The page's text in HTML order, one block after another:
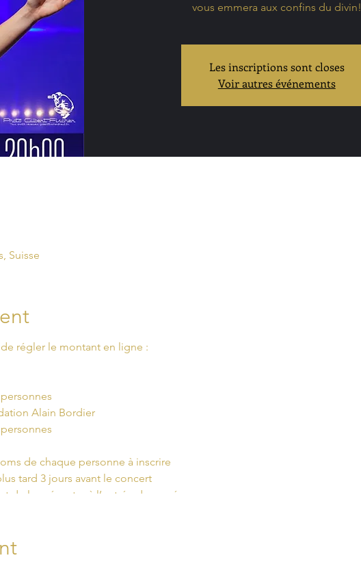
vous emmera aux confins du divin!
Les inscriptions sont closes
Voir autres événements
Suisse
régler le montant en ligne :
Alain Bordier
de chaque personne à inscrire
tard 3 jours avant le concert
de le présenter à l’entrée du musée
durant tout le concert
à l’extérieur du musée